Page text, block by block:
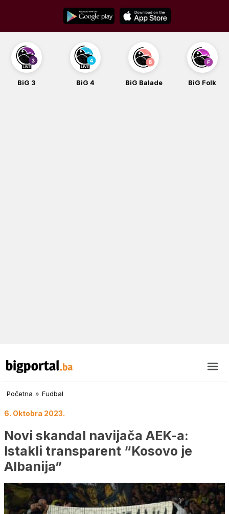
content
BiG 4 BiG Balade BiG Folk BiG iG
Početna » Fudbal
6. Oktobra 2023.
Novi skandal navijača AEK-a:
Istakli transparent “Kosovo je
Albanija”